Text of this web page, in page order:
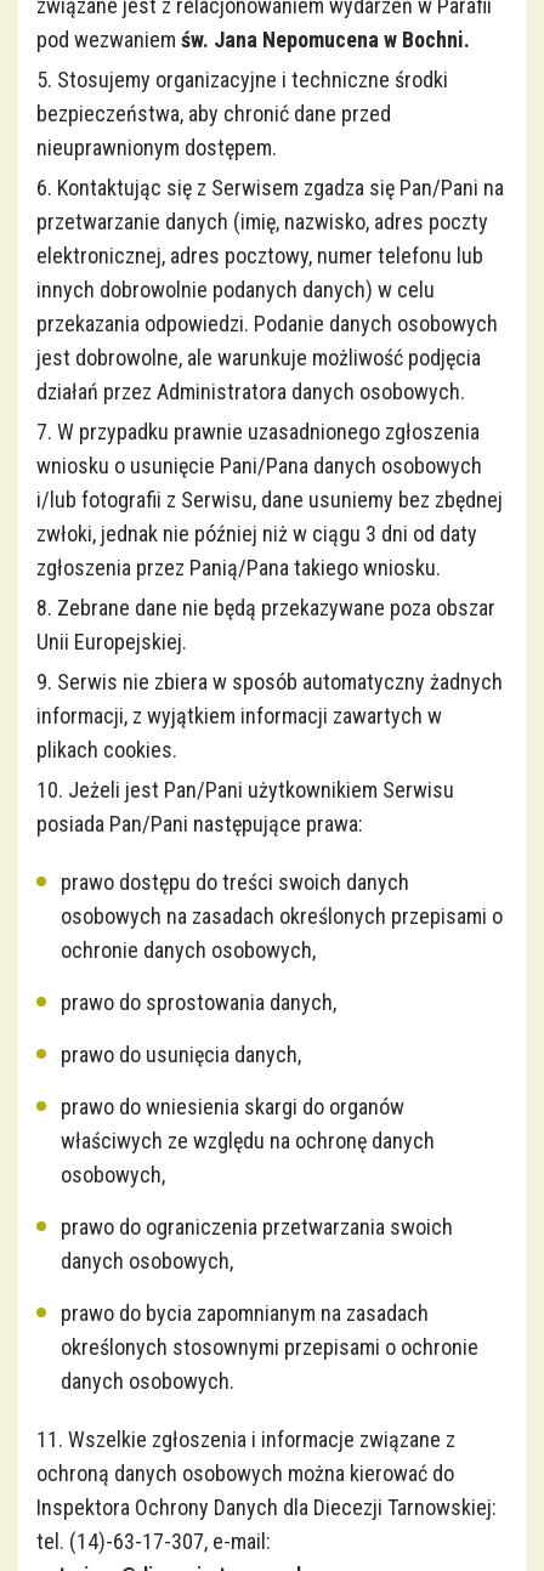
Rada Ekonomiczna
związane jest z relacjonowaniem wydarzeń w Parafii
pod wezwaniem św. Jana Nepomucena w Bochni.
5. Stosujemy organizacyjne i techniczne środki
bezpieczeństwa, aby chronić dane przed
nieuprawnionym dostępem.
6. Kontaktując się z Serwisem zgadza się Pan/Pani na
przetwarzanie danych (imię, nazwisko, adres poczty
elektronicznej, adres pocztowy, numer telefonu lub
innych dobrowolnie podanych danych) w celu
przekazania odpowiedzi. Podanie danych osobowych
jest dobrowolne, ale warunkuje możliwość podjęcia
działań przez Administratora danych osobowych.
7. W przypadku prawnie uzasadnionego zgłoszenia
wniosku o usunięcie Pani/Pana danych osobowych
i/lub fotografii z Serwisu, dane usuniemy bez zbędnej
zwłoki, jednak nie później niż w ciągu 3 dni od daty
zgłoszenia przez Panią/Pana takiego wniosku.
8. Zebrane dane nie będą przekazywane poza obszar
Unii Europejskiej.
9. Serwis nie zbiera w sposób automatyczny żadnych
informacji, z wyjątkiem informacji zawartych w
plikach cookies.
10. Jeżeli jest Pan/Pani użytkownikiem Serwisu
posiada Pan/Pani następujące prawa:
prawo dostępu do treści swoich danych
osobowych na zasadach określonych przepisami o
ochronie danych osobowych,
prawo do sprostowania danych,
prawo do usunięcia danych,
prawo do wniesienia skargi do organów
właściwych ze względu na ochronę danych
osobowych,
prawo do ograniczenia przetwarzania swoich
danych osobowych,
prawo do bycia zapomnianym na zasadach
określonych stosownymi przepisami o ochronie
danych osobowych.
11. Wszelkie zgłoszenia i informacje związane z
ochroną danych osobowych można kierować do
Inspektora Ochrony Danych dla Diecezji Tarnowskiej:
tel. (14)-63-17-307, e-mail: